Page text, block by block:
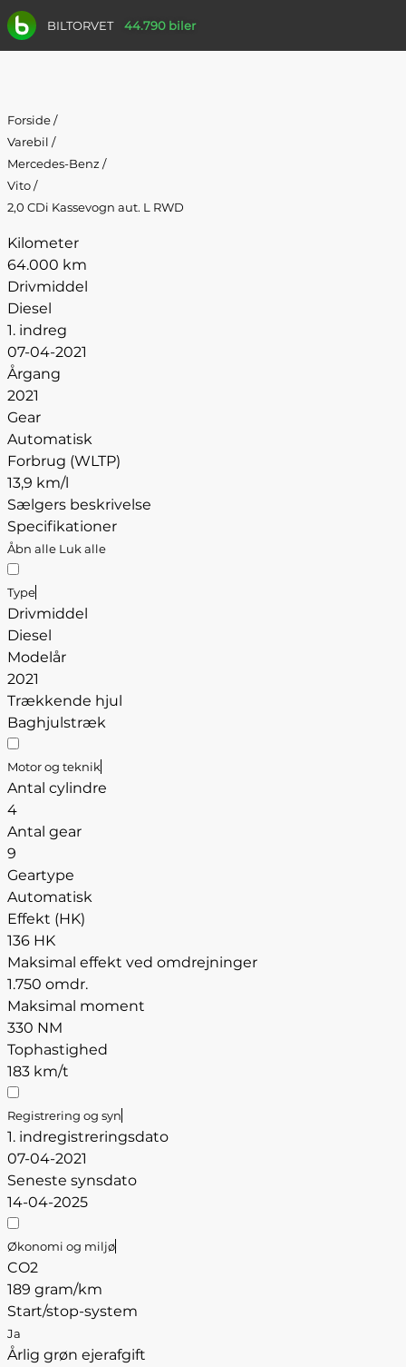
BILTORVET 44.790 biler
Forside/
Varebil /
Mercedes-Benz /
Vito/
2,0 CDi Kassevogn aut. L RWD
Kilometer
64.000 km
Drivmiddel
Diesel
1. indreg
07-04-2021
Årgang
2021
Gear
Automatisk
Forbrug (WLTP)
13,9 km/l
Sælgers beskrivelse
Specifikationer
Åbn alle Luk alle
Type
Drivmiddel
Diesel
Modelår
2021
Trækkende hjul
Baghjulstræk
Motor og teknik
Antal cylindre
4
Antal gear
9
Geartype
Automatisk
Effekt (HK)
136 HK
Maksimal effekt ved omdrejninger
1.750 omdr.
Maksimal moment
330 NM
Tophastighed
183 km/t
Registrering og syn
1. indregistreringsdato
07-04-2021
Seneste synsdato
14-04-2025
Økonomi og miljø
CO2
189 gram/km
Start/stop-system
Ja
Årlig grøn ejerafgift